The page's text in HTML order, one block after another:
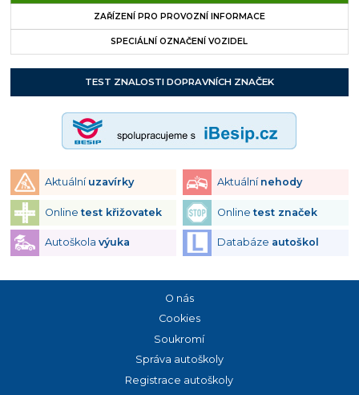
ZAŘÍZENÍ PRO PROVOZNÍ INFORMACE
SPECIÁLNÍ OZNAČENÍ VOZIDEL
TEST ZNALOSTI DOPRAVNÍCH ZNAČEK
Aktuální uzavírky Aktuální nehody
Onlinetest křižovatek Onlinetest značek
Autoškola výuka Databáze autoškol
O nás
Cookies
Soukromí
Správa autoškoly
Registrace autoškoly